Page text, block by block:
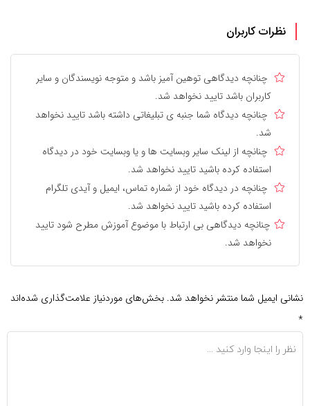
نظرات کاربران
چنانچه دیدگاهی توهین آمیز باشد و متوجه نویسندگان و سایر
کاربران باشد تایید نخواهد شد.
چنانچه دیدگاه شما جنبه ی تبلیغاتی داشته باشد تایید نخواهد
شد.
چنانچه از لینک سایر وبسایت ها و یا وبسایت خود در دیدگاه
استفاده کرده باشید تایید نخواهد شد.
چنانچه در دیدگاه خود از شماره تماس، ایمیل و آیدی تلگرام
استفاده کرده باشید تایید نخواهد شد.
چنانچه دیدگاهی بی ارتباط با موضوع آموزش مطرح شود تایید
نخواهد شد.
نشانی ایمیل شما منتشر نخواهد شد. بخش‌های موردنیاز علامت‌گذاری شده‌اند
*